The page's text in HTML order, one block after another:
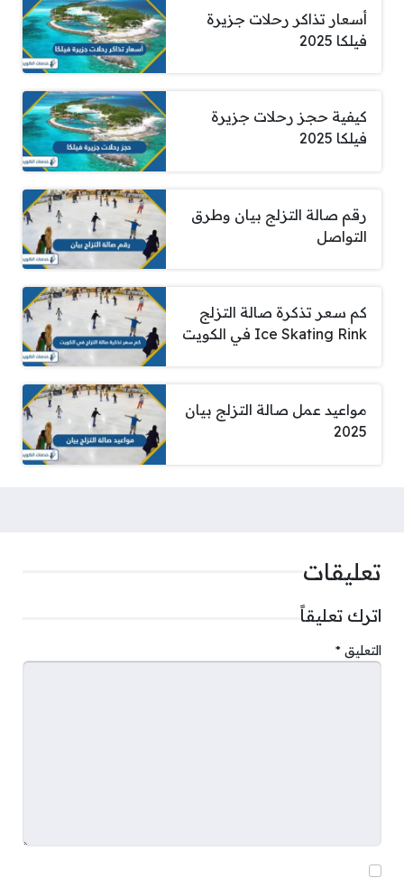
أسعار تذاكر رحلات جزيرة
فيلكا 2025
كيفية حجز رحلات جزيرة
فيلكا 2025
رقم صالة التزلج بيان وطرق
التواصل
كم سعر تذكرة صالة التزلج
Ice Skating Rink في الكويت
مواعيد عمل صالة التزلج بيان
2025
تعليقات
اترك تعليقاً
التعليق *